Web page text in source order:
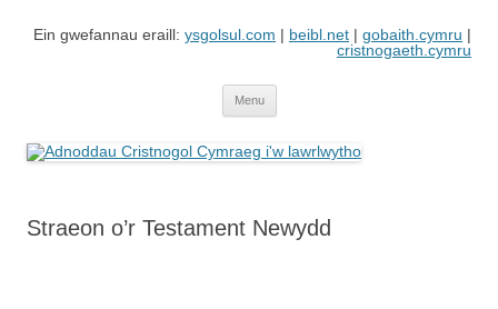
content
Ein gwefannau eraill: ysgolsul.com | beibl.net | gobaith.cymru |
cristnogaeth.cymru
lawrlwytho
adnoddau i'w lawrlwytho'n rhad ac am ddim
Menu
Straeon o’r Testament Newydd